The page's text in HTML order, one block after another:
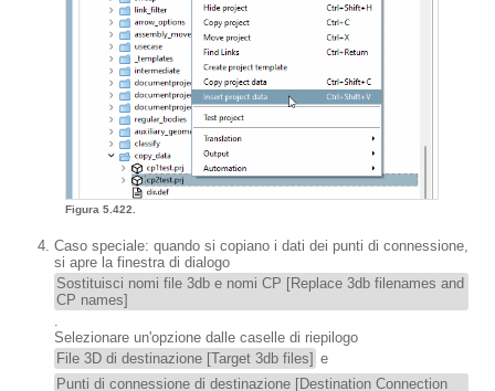
Figura 5.422.
Caso speciale: quando si copiano i dati dei punti di connessione,
si apre la finestra di dialogo
Sostituisci nomi file 3db e nomi CP [Replace 3db filenames and
CP names]
Selezionare un'opzione dalle caselle di riepilogo
File 3D di destinazione [Target 3db files] e
Punti di connessione di destinazione [Destination Connection